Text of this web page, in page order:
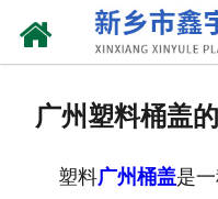
广州塑料桶盖
塑料广州桶盖是